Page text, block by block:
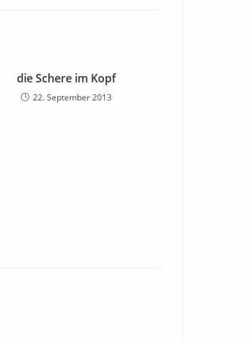
die Schere im Kopf
22. September 2013